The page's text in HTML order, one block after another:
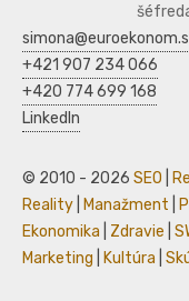
+421 907 234 066
+420 774 699 168
LinkedIn
© 2010 - 2026 SEO
Reality
Manažment
Ekonomika
Zdravie
Marketing
Kultúra